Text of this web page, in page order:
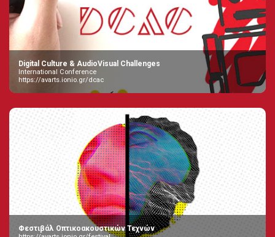
Digital Culture & AudioVisual Challenges
International Conference
https://avarts.ionio.gr/dcac
Φεστιβάλ Οπτικοακουστικών Τεχνών